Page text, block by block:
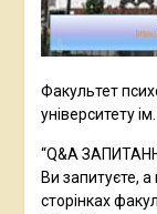
Факультет
університету
“Q&A
Ви запитуєте,
сторінках